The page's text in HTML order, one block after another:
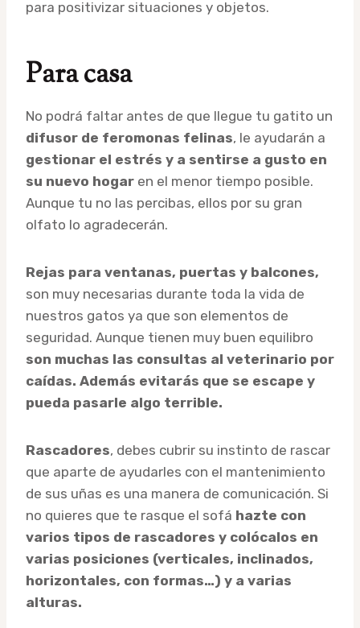
para positivizar situaciones y objetos.
Para casa
No podrá faltar antes de que llegue tu gatito un
difusor de feromonas felinas, le ayudarán a
gestionar el estrés y a sentirse a gusto en
su nuevo hogar en el menor tiempo posible.
Aunque tu no las percibas, ellos por su gran
olfato lo agradecerán.
Rejas para ventanas, puertas y balcones,
son muy necesarias durante toda la vida de
nuestros gatos ya que son elementos de
seguridad. Aunque tienen muy buen equilibro
son muchas las consultas al veterinario por
caídas. Además evitarás que se escape y
pueda pasarle algo terrible.
Rascadores, debes cubrir su instinto de rascar
que aparte de ayudarles con el mantenimiento
de sus uñas es una manera de comunicación. Si
no quieres que te rasque el sofá hazte con
varios tipos de rascadores y colócalos en
varias posiciones (verticales, inclinados,
horizontales, con formas…) y a varias
alturas.